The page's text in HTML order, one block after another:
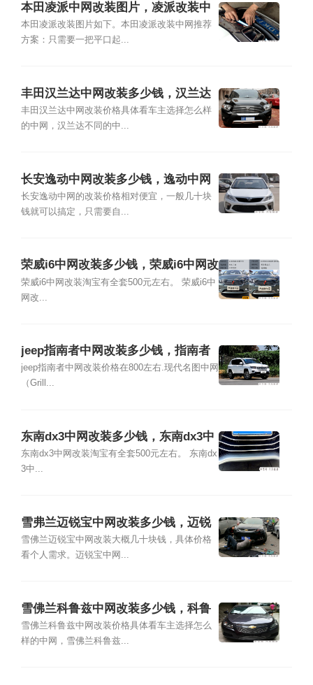
本田凌派中网改装图片，凌派改装中
网推荐方案
本田凌派改装图片如下。本田凌派改装中网推荐
方案：只需要一把平口起...
丰田汉兰达中网改装多少钱，汉兰达
中网改装图片
丰田汉兰达中网改装价格具体看车主选择怎么样
的中网，汉兰达不同的中...
长安逸动中网改装多少钱，逸动中网
改装图片
长安逸动中网的改装价格相对便宜，一般几十块
钱就可以搞定，只需要自...
荣威i6中网改装多少钱，荣威i6中网改
装图片
荣威i6中网改装淘宝有全套500元左右。 荣威i6中
网改...
jeep指南者中网改装多少钱，指南者
中网改装图片
jeep指南者中网改装价格在800左右.现代名图中网
（Grill...
东南dx3中网改装多少钱，东南dx3中
网改装图片
东南dx3中网改装淘宝有全套500元左右。 东南dx
3中...
雪弗兰迈锐宝中网改装多少钱，迈锐
宝中网改装图片
雪佛兰迈锐宝中网改装大概几十块钱，具体价格
看个人需求。迈锐宝中网...
雪佛兰科鲁兹中网改装多少钱，科鲁
兹中网改装图片
雪佛兰科鲁兹中网改装价格具体看车主选择怎么
样的中网，雪佛兰科鲁兹...